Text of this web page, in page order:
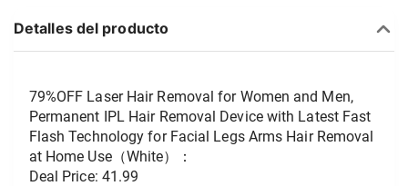
Detalles del producto
79%OFF Laser Hair Removal for Women and Men,
Permanent IPL Hair Removal Device with Latest Fast
Flash Technology for Facial Legs Arms Hair Removal
at Home Use（White）：
Deal Price: 41.99